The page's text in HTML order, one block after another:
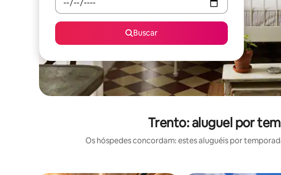
Buscar
Trento: aluguel por
Os hóspedes concordam: estes aluguéis por